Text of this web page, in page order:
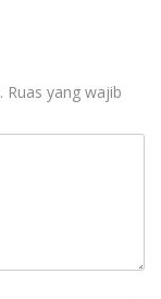
Ruas yang wajib